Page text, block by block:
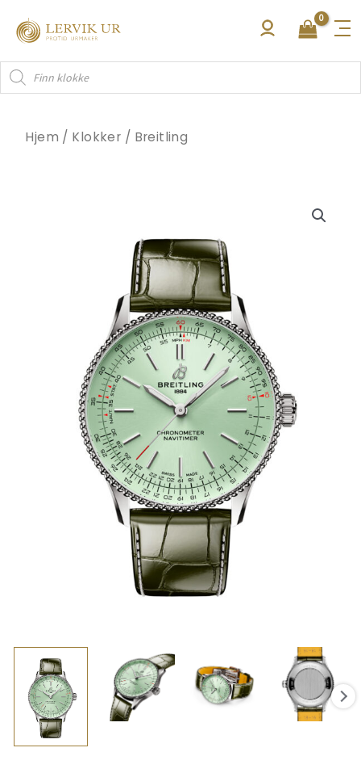
rett
innholdet
Products
search
Hjem / Klokker / Breitling